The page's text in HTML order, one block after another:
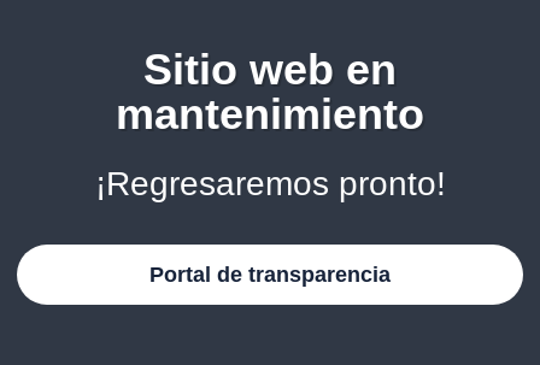
Sitio web en
mantenimiento
¡Regresaremos pronto!
Portal de transparencia